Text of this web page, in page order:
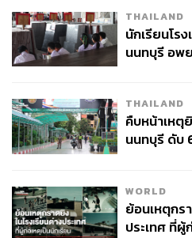
ABOUT
วรนิต หิรัญ
หาความฝันแ
THAILAND
นักเรียนโร
นนทบุรี อพ
THAILAND
คืบหน้าเหตุ
นนทบุรี ดับ
WORLD
ย้อนเหตุกร
ประเทศ ที่ผู้